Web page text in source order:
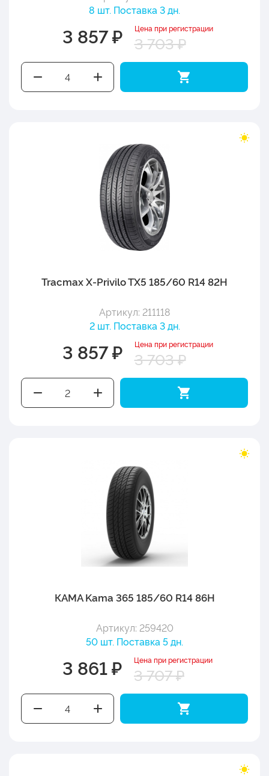
8 шт. Поставка 3 дн.
3 857 ₽ Цена при регистрации
3 703 ₽
Tracmax X-Privilo TX5 185/60 R14 82H
Артикул: 211118
2 шт. Поставка 3 дн.
3 857 ₽ Цена при регистрации
3 703 ₽
КАМА Kama 365 185/60 R14 86H
Артикул: 259420
50 шт. Поставка 5 дн.
3 861 ₽ Цена при регистрации
3 707 ₽